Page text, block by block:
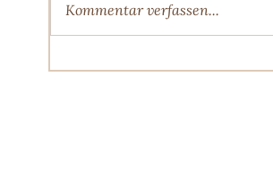
Kommentar verfassen...